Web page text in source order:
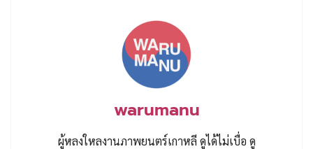
warumanu
ผู้หลงใหลงานภาพยนตร์เกาหลี ดูได้ไม่เบื่อ ดู